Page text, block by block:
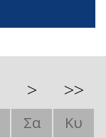
> >>
Σα
Κυ